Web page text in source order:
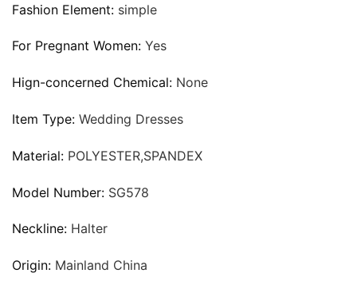
Fashion Element: simple
For Pregnant Women: Yes
Hign-concerned Chemical: None
Item Type: Wedding Dresses
Material: POLYESTER,SPANDEX
Model Number: SG578
Neckline: Halter
Origin: Mainland China